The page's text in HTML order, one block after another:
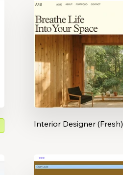
Interior Designer (Fresh)